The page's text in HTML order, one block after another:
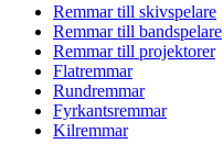
Remmar till skivspelare
Remmar till bandspelare
Remmar till projektorer
Flatremmar
Rundremmar
Fyrkantsremmar
Kilremmar